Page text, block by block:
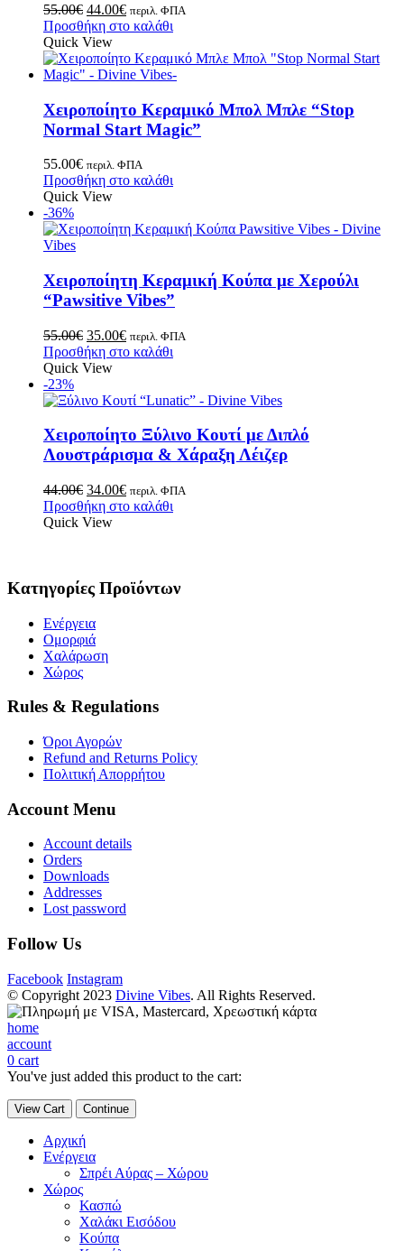
55.00€ 44.00€ περιλ. ΦΠΑ
Προσθήκη στο καλάθι
Quick View
Χειροποίητο Κεραμικό Μπολ Μπλε “Stop
Normal Start Magic”
55.00€ περιλ. ΦΠΑ
Προσθήκη στο καλάθι
Quick View
-36%
Χειροποίητη Κεραμική Κούπα με Χερούλι
“Pawsitive Vibes”
55.00€ 35.00€ περιλ. ΦΠΑ
Προσθήκη στο καλάθι
Quick View
-23%
Χειροποίητο Ξύλινο Κουτί με Διπλό
Λουστράρισμα & Χάραξη Λέιζερ
44.00€ 34.00€ περιλ. ΦΠΑ
Προσθήκη στο καλάθι
Quick View
Κατηγορίες Προϊόντων
Ενέργεια
Ομορφιά
Χαλάρωση
Χώρος
Rules & Regulations
Όροι Αγορών
Refund and Returns Policy
Πολιτική Απορρήτου
Account Menu
Account details
Orders
Downloads
Addresses
Lost password
Follow Us
Facebook Instagram
© Copyright 2023 Divine Vibes. All Rights Reserved.
home
account
0 cart
You've just added this product to the cart:
View Cart Continue
Αρχική
Ενέργεια
Σπρέι Αύρας – Χώρου
Χώρος
Κασπώ
Χαλάκι Εισόδου
Κούπα